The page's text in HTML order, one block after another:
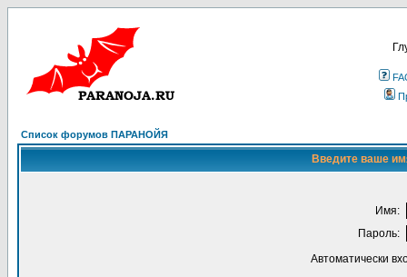
Список форумов ПАРАНОЙЯ
Введите ваше
Имя:
Пароль:
Автоматически